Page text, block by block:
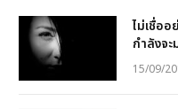
ไม่เชื่อ
กำลังจะ
15/09/